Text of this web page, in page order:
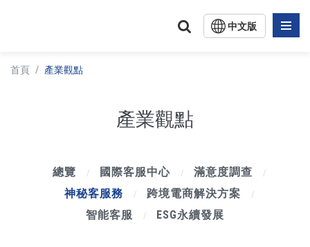
中文版
首頁 / 產業觀點
產業觀點
總覽 / 國際客服中心 / 滿意度調查 /
神秘客服務 / 跨境電商解決方案 /
智能客服 / ESG永續發展